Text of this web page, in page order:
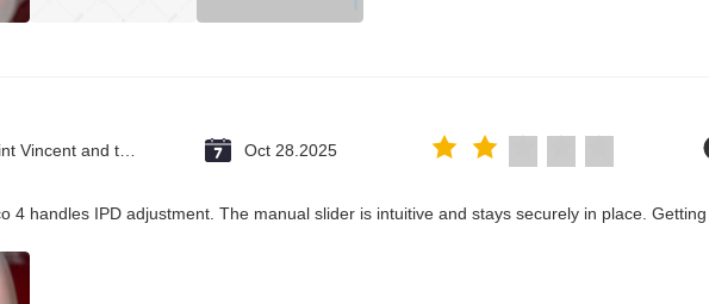
Oct 28.2025
4 handles IPD adjustment. The manual slider is intuitive and stays securely in place. Getting